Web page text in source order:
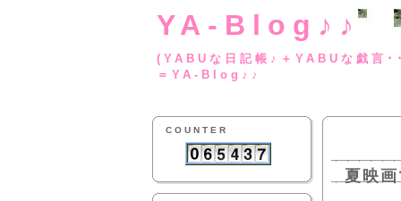
YA-Blog♪♪
(YABUな日記帳♪
＝YA-Blog♪♪
COUNTER
夏映